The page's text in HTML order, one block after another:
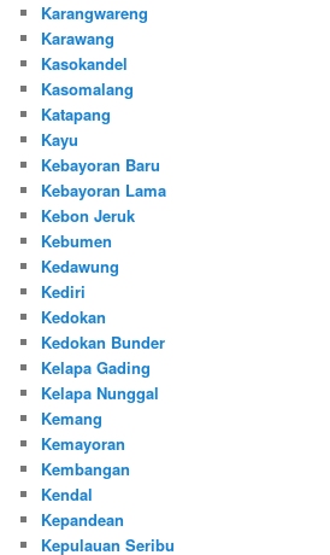
Karangwareng
Karawang
Kasokandel
Kasomalang
Katapang
Kayu
Kebayoran Baru
Kebayoran Lama
Kebon Jeruk
Kebumen
Kedawung
Kediri
Kedokan
Kedokan Bunder
Kelapa Gading
Kelapa Nunggal
Kemang
Kemayoran
Kembangan
Kendal
Kepandean
Kepulauan Seribu